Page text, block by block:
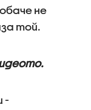
не
той.
-